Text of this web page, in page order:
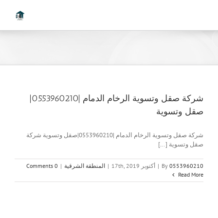
شركة صقل وتسوية الرخام الدمام |0553960210|
صقل وتسوية
شركة صقل وتسوية الرخام الدمام |0553960210|صقل وتسوية شركة
صقل وتسوية [...]
By 0553960210
| أكتوبر 17th, 2019 | المنطقة الشرقية |
0 Comments
Read More